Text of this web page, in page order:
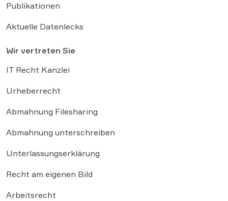
Publikationen
Aktuelle Datenlecks
Wir vertreten Sie
IT Recht Kanzlei
Urheberrecht
Abmahnung Filesharing
Abmahnung unterschreiben
Unterlassungserklärung
Recht am eigenen Bild
Arbeitsrecht